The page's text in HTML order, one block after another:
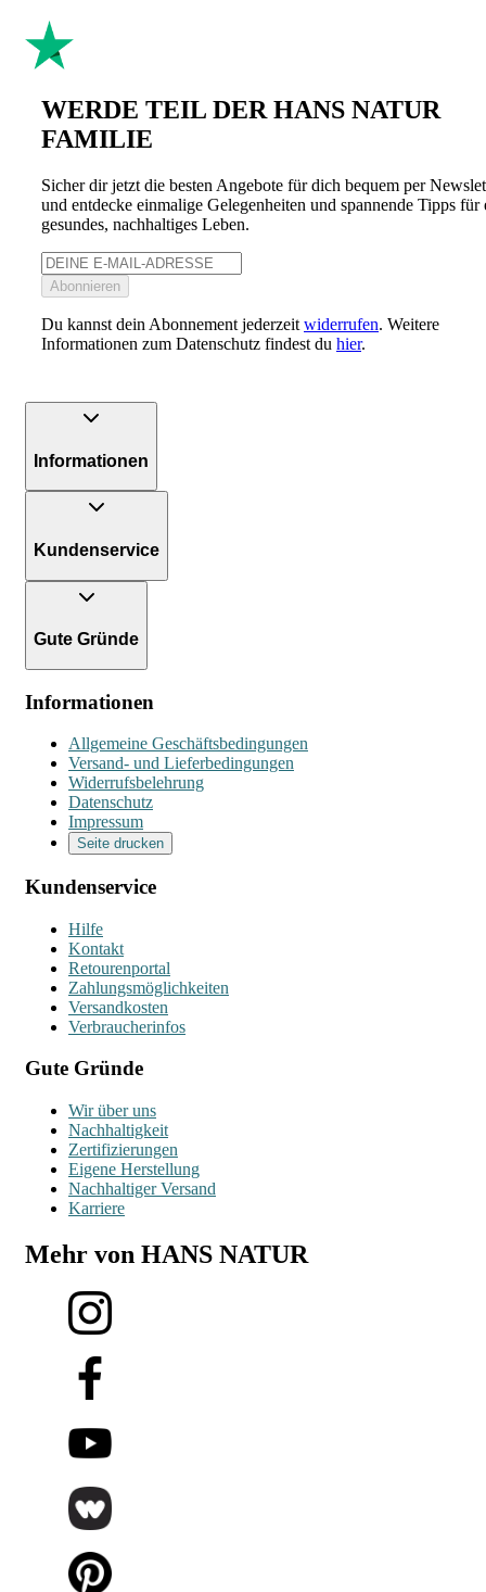
WERDE TEIL DER HANS NATUR
FAMILIE
Sicher dir jetzt die besten Angebote für dich bequem per
und entdecke einmalige Gelegenheiten und spannende Tipps für
gesundes, nachhaltiges Leben.
Abonnieren
Du kannst dein Abonnement jederzeit widerrufen. Weitere
Informationen zum Datenschutz findest du hier.
Informationen
Kundenservice
Gute Gründe
Informationen
Allgemeine Geschäftsbedingungen
Versand- und Lieferbedingungen
Widerrufsbelehrung
Datenschutz
Impressum
Seite drucken
Kundenservice
Hilfe
Kontakt
Retourenportal
Zahlungsmöglichkeiten
Versandkosten
Verbraucherinfos
Gute Gründe
Wir über uns
Nachhaltigkeit
Zertifizierungen
Eigene Herstellung
Nachhaltiger Versand
Karriere
Mehr von HANS NATUR